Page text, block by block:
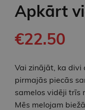
Apkārt
€22.50
Vai zinājāt, ka divi
pirmajās piecās
samelos vidēji trīs
Mēs melojam